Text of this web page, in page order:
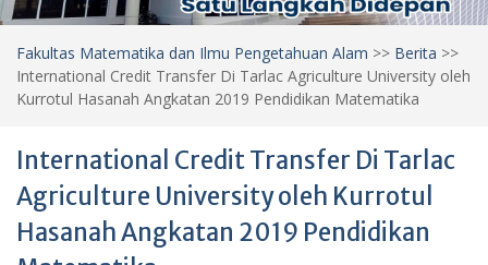
Fakultas Matematika dan Ilmu Pengetahuan Alam >> Berita >>
International Credit Transfer Di Tarlac Agriculture University oleh
Kurrotul Hasanah Angkatan 2019 Pendidikan Matematika
International Credit Transfer Di Tarlac
Agriculture University oleh Kurrotul
Hasanah Angkatan 2019 Pendidikan